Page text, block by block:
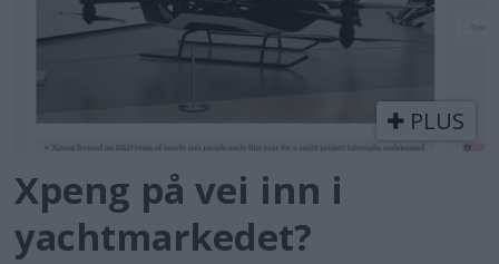
Logg inn PLUS
Xpeng på vei inn i
yachtmarkedet?